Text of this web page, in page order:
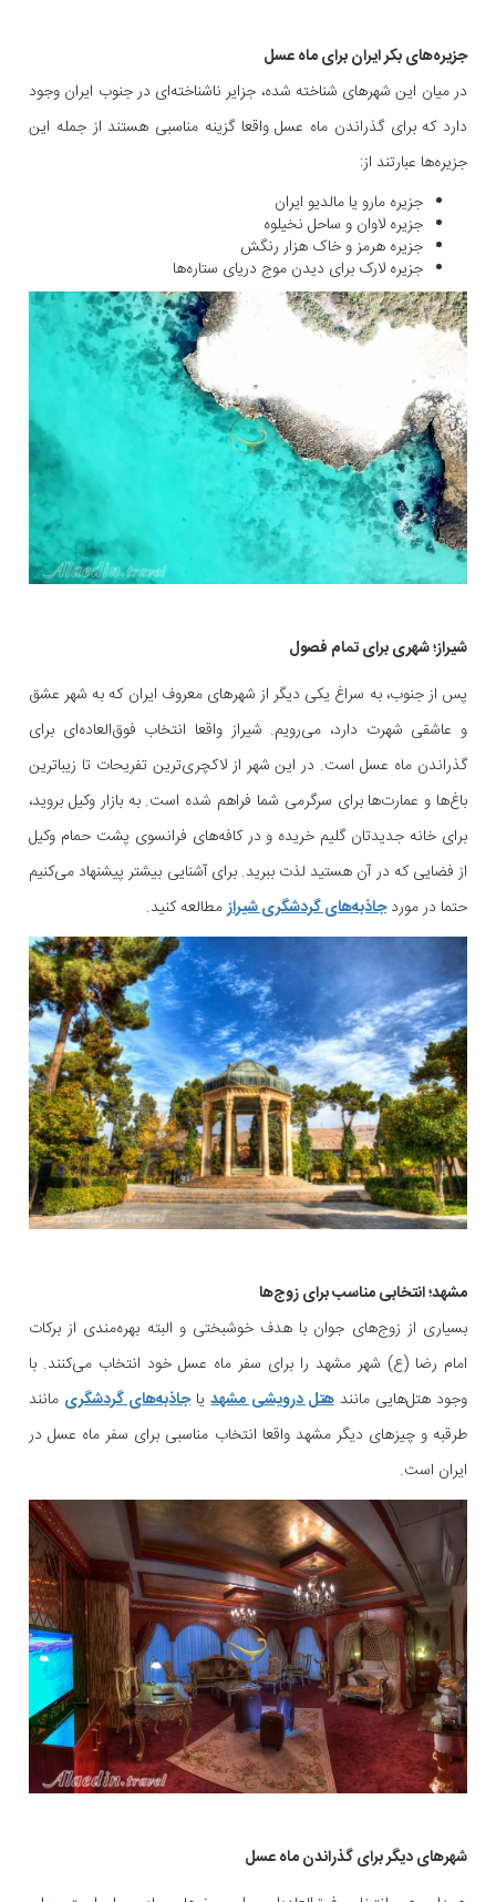
جزیره‌های بکر ایران برای ماه عسل
در میان این شهرهای شناخته شده، جزایر ناشناخته‌ای در جنوب ایران وجود
دارد که برای گذراندن ماه عسل واقعا گزینه مناسبی هستند از جمله این
جزیره‌ها عبارتند از:
جزیره مارو یا مالدیو ایران
جزیره لاوان و ساحل نخیلوه
جزیره هرمز و خاک هزار رنگش
جزیره لارک برای دیدن موج دریای ستاره‌ها
شیراز؛ شهری برای تمام فصول
پس از جنوب، به سراغ یکی دیگر از شهرهای معروف ایران که به شهر عشق
و عاشقی شهرت دارد، می‌رویم. شیراز واقعا انتخاب فوق‌العاده‌ای برای
گذراندن ماه عسل است. در این شهر از لاکچری‌ترین تفریحات تا زیباترین
باغ‌ها و عمارت‌ها برای سرگرمی شما فراهم شده است. به بازار وکیل بروید،
برای خانه جدیدتان گلیم خریده و در کافه‌های فرانسوی پشت حمام وکیل
از فضایی که در آن هستید لذت ببرید. برای آشنایی بیشتر پیشنهاد می‌کنیم
حتما در موردجاذبه‌های گردشگری شیرازمطالعه کنید.
مشهد؛ انتخابی مناسب برای زوج‌ها
بسیاری از زوج‌های جوان با هدف خوشبختی و البته بهره‌مندی از برکات
امام رضا (ع) شهر مشهد را برای سفر ماه عسل خود انتخاب می‌کنند. با
وجود هتل‌هایی مانندهتل درویشی مشهدیاجاذبه‌های گردشگری مانند
طرقبه و چیزهای دیگر مشهد واقعا انتخاب مناسبی برای سفر ماه عسل در
ایران است.
شهرهای دیگر برای گذراندن ماه عسل